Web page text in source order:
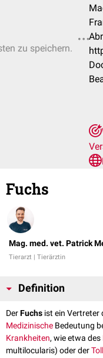
zu speichern.
Fuchs
Mag. med. vet. Patrick
Tierarzt | Tierärztin
Definition
DerFuchs ist ein Vertreter
Medizinische Bedeutung
Krankheiten, wie etwa des
multilocularis) oder der